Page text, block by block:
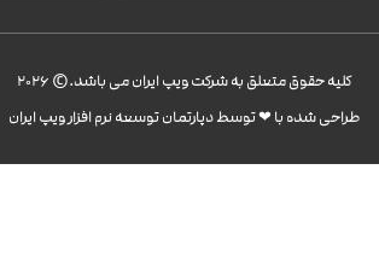
کليه حقوق متعلق به شرکت ویپ ایران می باشد.© 2026
طراحی شده با ❤︎ توسط دپارتمان توسعه نرم افزار ویپ ایران